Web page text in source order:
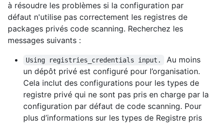
à résoudre les problèmes si la configuration par
défaut n'utilise pas correctement les registres de
packages privés code scanning. Recherchez les
messages suivants :
Using registries_credentials input.
Au moins
un dépôt privé est configuré pour l’organisation.
Cela inclut des configurations pour les types de
registre privé qui ne sont pas pris en charge par la
configuration par défaut de code scanning. Pour
plus d’informations sur les types de Registre pris